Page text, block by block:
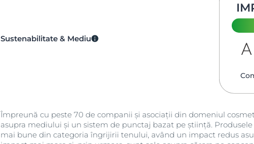
Sustenabilitate & Mediu
Împreună cu peste 70 de companii și asociații din domeniul
asupra mediului și un sistem de punctaj bazat pe știință.
mai bune din categoria îngrijirii tenului, având un impact redus